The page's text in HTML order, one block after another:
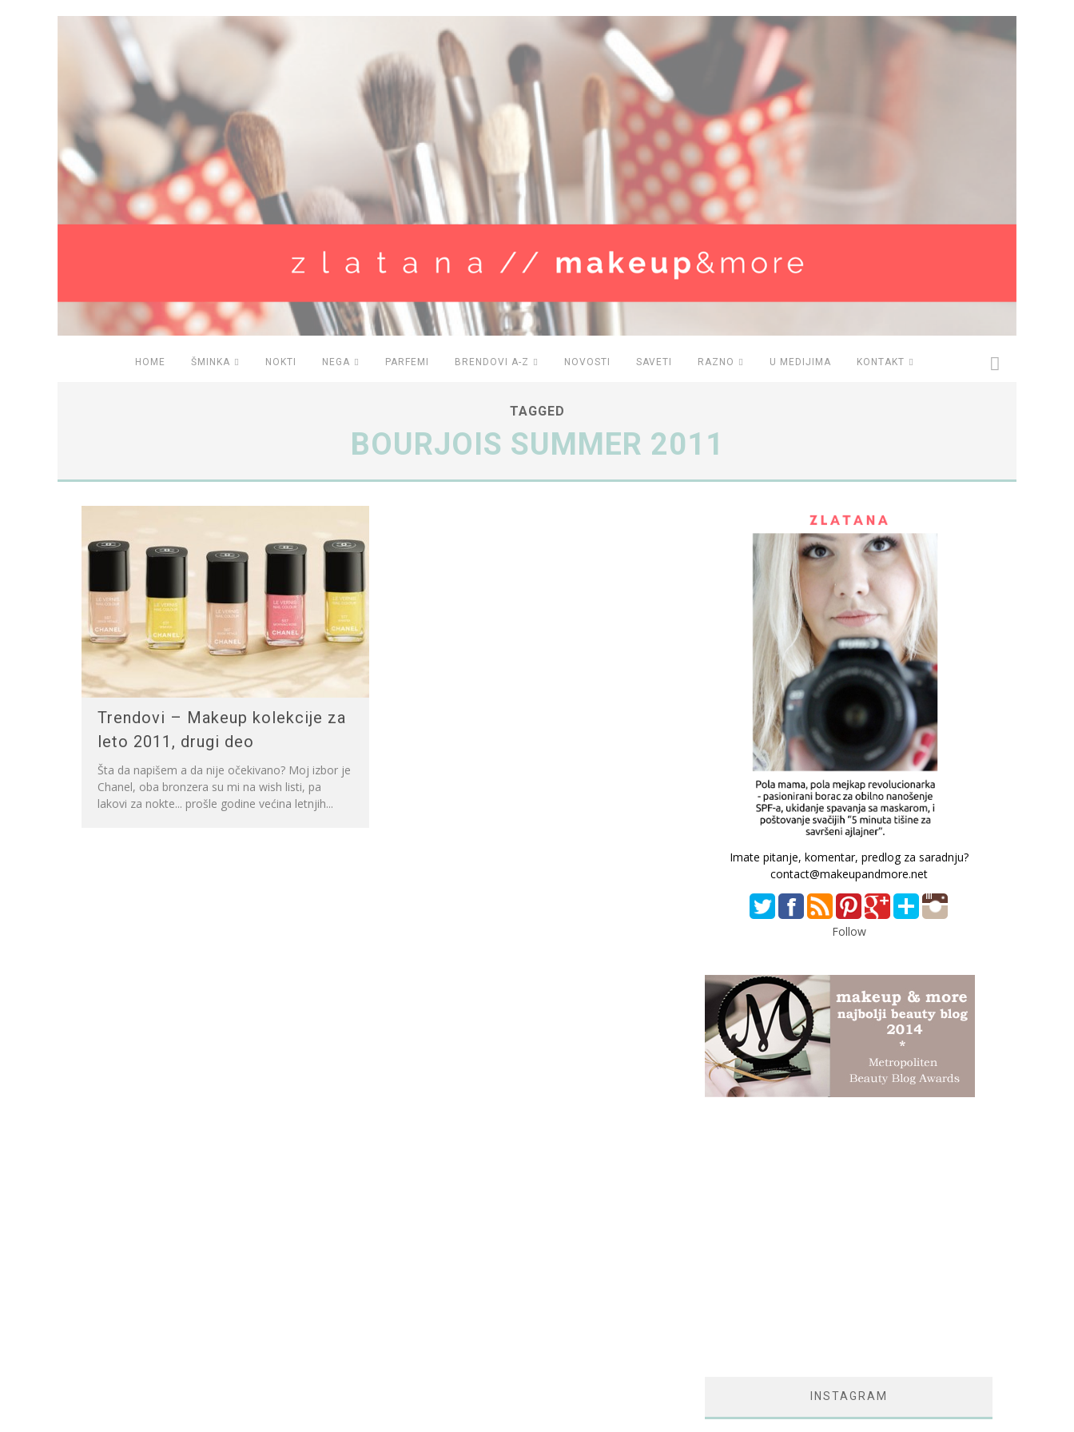
HOME ŠMINKA NOKTI NEGA PARFEMI BRENDOVI A-Z NOVOSTI SAVETI RAZNO U MEDIJIMA KONTAKT
TAGGED
BOURJOIS SUMMER 2011
Trendovi – Makeup kolekcije za
leto 2011, drugi deo
Šta da napišem a da nije očekivano? Moj izbor je
Chanel, oba bronzera su mi na wish listi, pa
lakovi za nokte... prošle godine većina letnjih...
Imate pitanje, komentar, predlog za saradnju?
contact@makeupandmore.net
Follow
INSTAGRAM